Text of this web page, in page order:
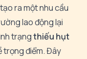
ra một nhu cầu
lao động lại
trạngthiếu hụt
trọng điểm. Đây